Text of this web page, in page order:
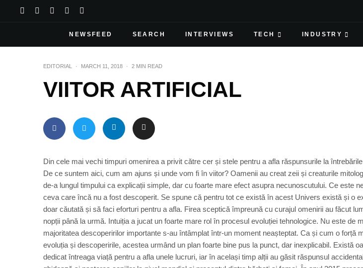
NEWSFEED SEARCH INTERVIEWS TECH INDUSTRY
EDITORIAL · MARCH 11, 2018 · 2 MIN READ
VIITOR ARTIFICIAL
Din cele mai vechi timpuri omenirea a privit către cer și stele pentru a afla răspunsurile la
De ce suntem aici, cum am ajuns și unde vom fi în viitor? Oamenii au creat zeii și creaturile
de-a lungul timpului ca explicații simple, dar cu foarte mare efect asupra necunoscutului. Ce este
ceva care încă nu a fost descoperit. Se spune că pentru tot ce există în acest Univers există și o
doar căutată și să faci eforturi pentru a afla. Firea sceptică împreună cu curajul omenirii au făcut
nopții până la urmă. Intuiția a jucat un foarte mare rol în procesul evoluției tehnologice. Nu este de
majoritatea descoperirilor importante s-au întâmplat într-un moment neașteptat. Ca și cum o forță
evoluția și descoperirile, acestea urmând un plan foarte bine pus la punct, dar inexplicabil. Există
dedicat întreaga viață pentru a afla unele lucruri, iar în același timp alții au găsit răspunsul